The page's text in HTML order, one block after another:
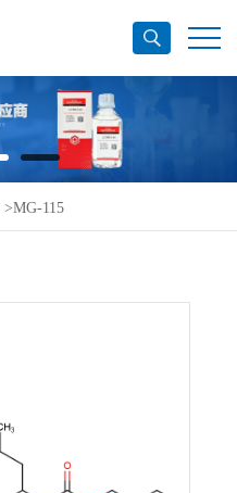
>MG-115